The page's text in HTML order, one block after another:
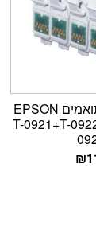
סט ראשי דיו תואמים EPSON
T-0921+T-
₪